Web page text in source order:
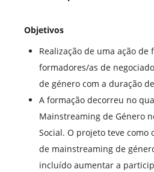
Objetivos
Realização de uma ação de
formadores/as de
de género com a duração
A formação decorreu no
Mainstreaming de Género
Social. O projeto teve como
de mainstreaming de
incluído aumentar a